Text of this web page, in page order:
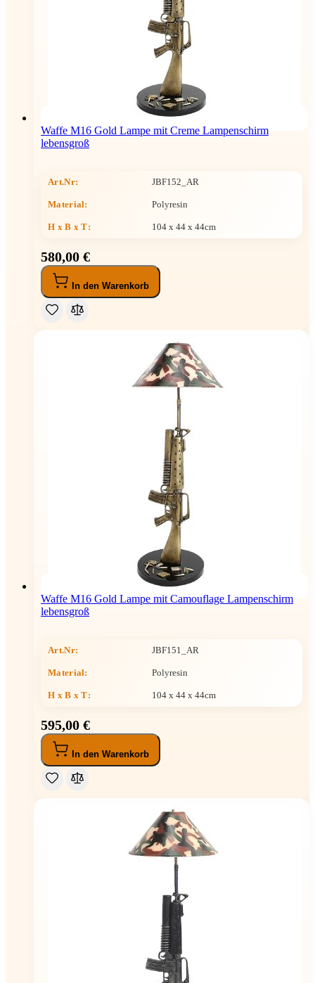
Waffe M16 Gold Lampe mit Creme Lampenschirm
lebensgroß
Art.Nr: JBF152_AR
Material: Polyresin
H x B x T: 104 x 44 x 44cm
580,00 €
In den Warenkorb
Waffe M16 Gold Lampe mit Camouflage Lampenschirm
lebensgroß
Art.Nr: JBF151_AR
Material: Polyresin
H x B x T: 104 x 44 x 44cm
595,00 €
In den Warenkorb